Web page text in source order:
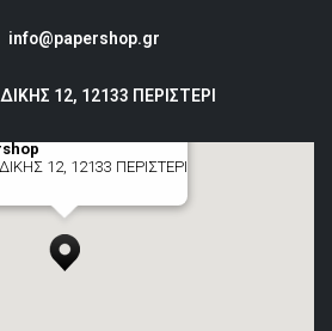
info@papershop.gr
12, 12133 ΠΕΡΙΣΤΕΡΙ
12, 12133 ΠΕΡΙΣΤΕΡΙ